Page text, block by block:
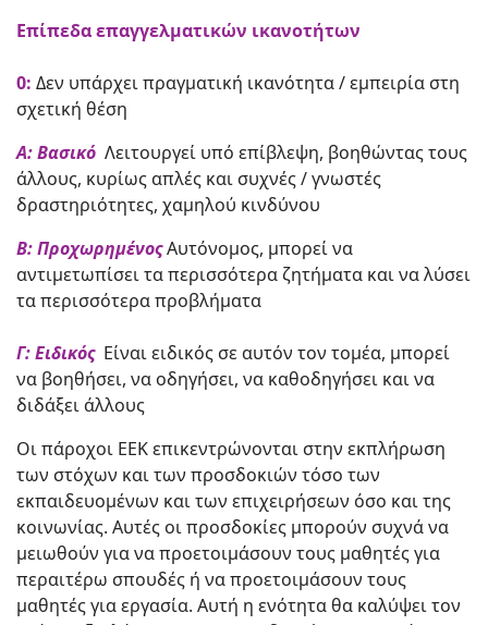
Επίπεδα επαγγελματικών ικανοτήτων
0: Δεν υπάρχει πραγματική ικανότητα / εμπειρία στη
σχετική θέση
Α: Βασικό Λειτουργεί υπό επίβλεψη, βοηθώντας τους
άλλους, κυρίως απλές και συχνές / γνωστές
δραστηριότητες, χαμηλού κινδύνου
Β: ΠροχωρημένοςΑυτόνομος, μπορεί να
αντιμετωπίσει τα περισσότερα ζητήματα και να λύσει
τα περισσότερα προβλήματα
Γ: Ειδικός Είναι ειδικός σε αυτόν τον τομέα, μπορεί
να βοηθήσει, να οδηγήσει, να καθοδηγήσει και να
διδάξει άλλους
Οι πάροχοι ΕΕΚ επικεντρώνονται στην εκπλήρωση
των στόχων και των προσδοκιών τόσο των
εκπαιδευομένων και των επιχειρήσεων όσο και της
κοινωνίας. Αυτές οι προσδοκίες μπορούν συχνά να
μειωθούν για να προετοιμάσουν τους μαθητές για
περαιτέρω σπουδές ή να προετοιμάσουν τους
μαθητές για εργασία. Αυτή η ενότητα θα καλύψει τον